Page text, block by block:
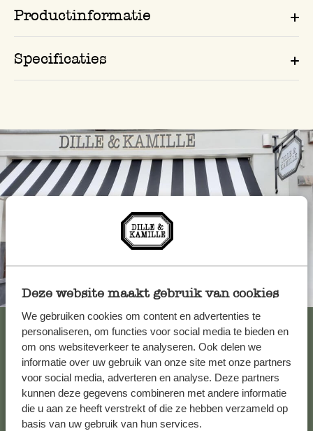
Deze website maakt gebruik van cookies
We gebruiken cookies om content en advertenties te
personaliseren, om functies voor social media te bieden en
om ons websiteverkeer te analyseren. Ook delen we
informatie over uw gebruik van onze site met onze partners
voor social media, adverteren en analyse. Deze partners
kunnen deze gegevens combineren met andere informatie
die u aan ze heeft verstrekt of die ze hebben verzameld op
basis van uw gebruik van hun services.
Productinformatie
Specificaties
Altijd in de buurt
Bekijk alle 62 winkels
Klantenservice
Voor vragen, tips of hulp kun je contact opnemen met onze